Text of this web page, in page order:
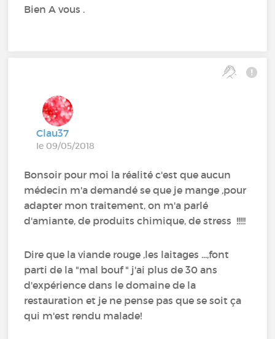
Bien A vous .
Clau37
le 09/05/2018
Bonsoir pour moi la réalité c'est que aucun
médecin m'a demandé se que je mange ,pour
adapter mon traitement, on m'a parlé
d'amiante, de produits chimique, de stress !!!!!
Dire que la viande rouge ,les laitages ...,font
parti de la "mal bouf " j'ai plus de 30 ans
d'expérience dans le domaine de la
restauration et je ne pense pas que se soit ça
qui m'est rendu malade!